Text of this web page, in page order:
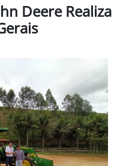
Deere Realiza